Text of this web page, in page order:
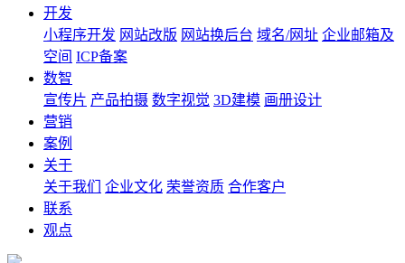
开发
小程序开发 网站改版 网站换后台 域名/网址 企业邮箱及
空间 ICP备案
数智
宣传片 产品拍摄 数字视觉 3D建模 画册设计
营销
案例
关于
关于我们
企业文化 荣誉资质 合作客户
联系
观点